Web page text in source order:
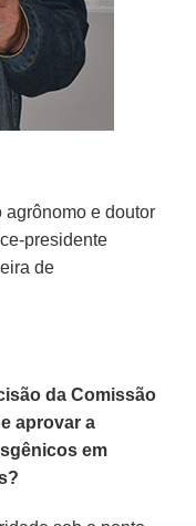
agrônomo e doutor
presidente
de
da Comissão
aprovar a
em